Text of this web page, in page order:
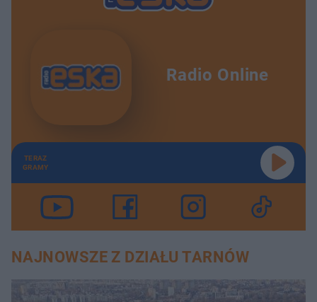
Radio Online
TERAZ
GRAMY
NAJNOWSZE Z DZIAŁU TARNÓW